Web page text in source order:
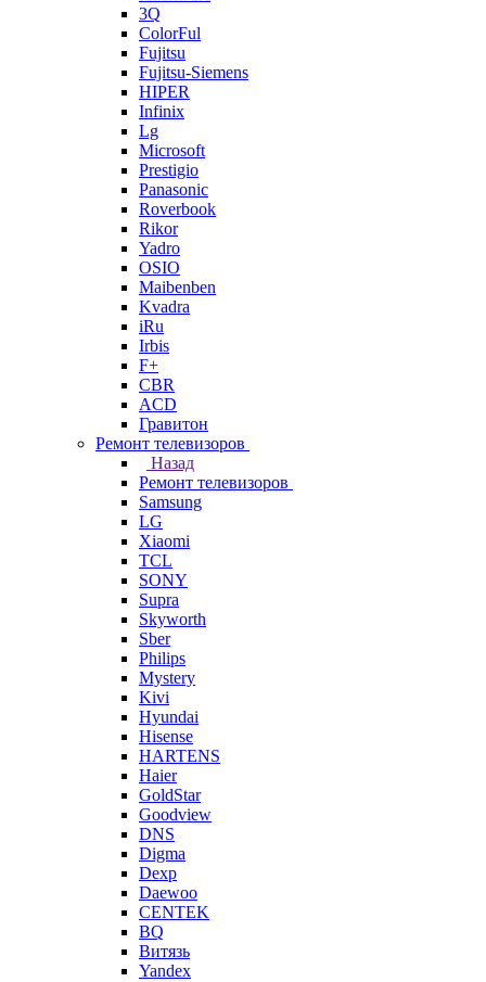
3Q
ColorFul
Fujitsu
Fujitsu-Siemens
HIPER
Infinix
Lg
Microsoft
Prestigio
Panasonic
Roverbook
Rikor
Yadro
OSIO
Maibenben
Kvadra
iRu
Irbis
F+
CBR
ACD
Гравитон
Ремонт телевизоров
Назад
Ремонт телевизоров
Samsung
LG
Xiaomi
TCL
SONY
Supra
Skyworth
Sber
Philips
Mystery
Kivi
Hyundai
Hisense
HARTENS
Haier
GoldStar
Goodview
DNS
Digma
Dexp
Daewoo
CENTEK
BQ
Витязь
Yandex